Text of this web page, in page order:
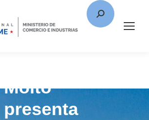
Moltó
presenta